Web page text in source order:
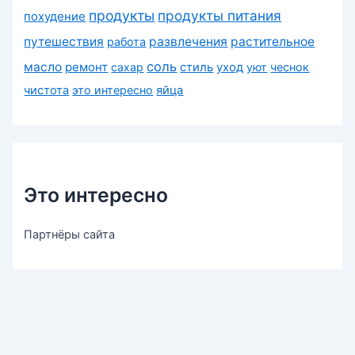
похудение продукты продукты питания
путешествия работа развлечения растительное
масло ремонт сахар соль стиль уход уют чеснок
чистота это интересно яйца
Это интересно
Партнёры сайта